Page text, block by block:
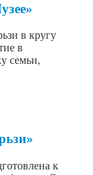
в кругу
в
семьи,
к